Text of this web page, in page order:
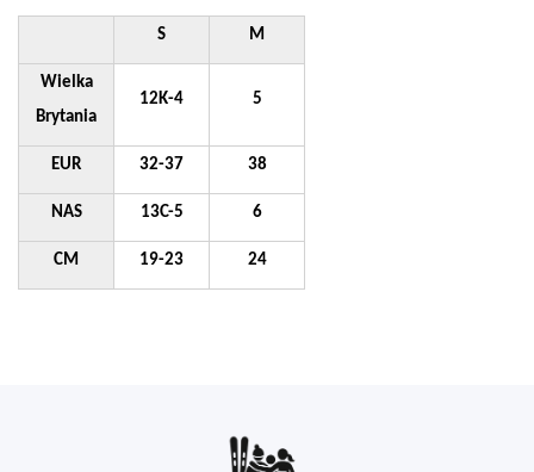
S M
Wielka
Brytania
12K-4 5
EUR 32-37 38
NAS 13C-5 6
CM 19-23 24